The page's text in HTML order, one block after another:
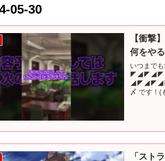
05-30
【衝撃
何をや
いつまで
〆 です！(
「スト